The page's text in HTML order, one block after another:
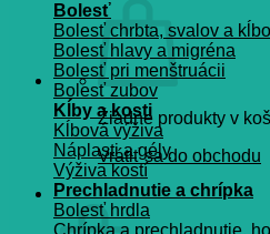
Žiadne produkty v
Vrátiť sa do obchodu
Košík
Bolesť
Bolesť chrbta, svalov a
Bolesť hlavy a migréna
Bolesť pri menštruácii
Bolesť zubov
Kĺby a kosti
Kĺbová výživa
Náplasti a gély
Výživa kostí
Prechladnutie a chrípka
Bolesť hrdla
Chrípka a prechladnutie,